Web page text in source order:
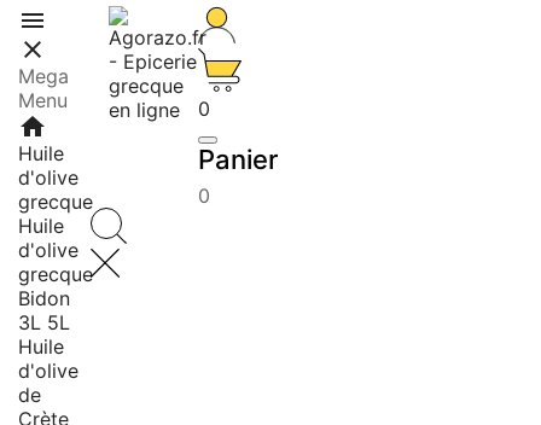


Mega
Menu
home
Huile
d'olive
grecque
Huile
d'olive
grecque
Bidon
3L 5L
Huile
d'olive
de
Crète
0
Panier
0